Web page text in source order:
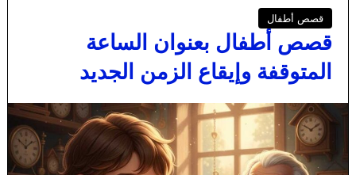
قصص أطفال
قصص أطفال بعنوان الساعة
المتوقفة وإيقاع الزمن الجديد